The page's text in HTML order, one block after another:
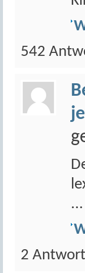
542
...
2